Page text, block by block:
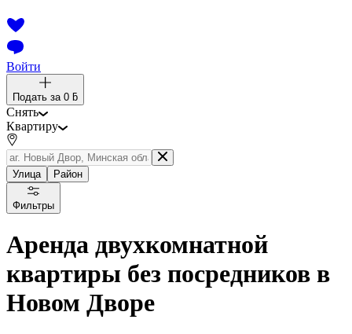
Войти
Подать за 0 ƃ
Снять
Квартиру
Улица Район
Фильтры
Аренда двухкомнатной
квартиры без посредников в
Новом Дворе